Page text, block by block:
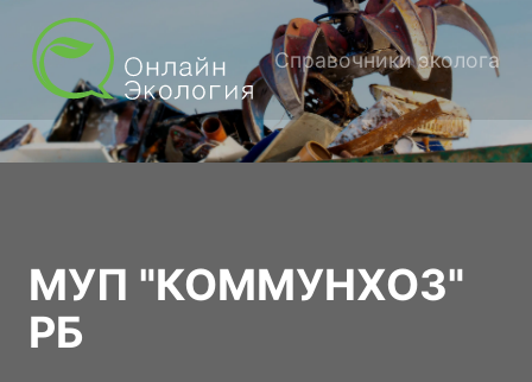
Справочники эколога
МУП "КОММУНХОЗ"
РБ